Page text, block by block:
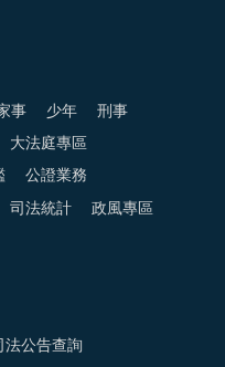
事 少年 刑事
大法庭專區
公證業務
司法統計 政風專區
法公告查詢